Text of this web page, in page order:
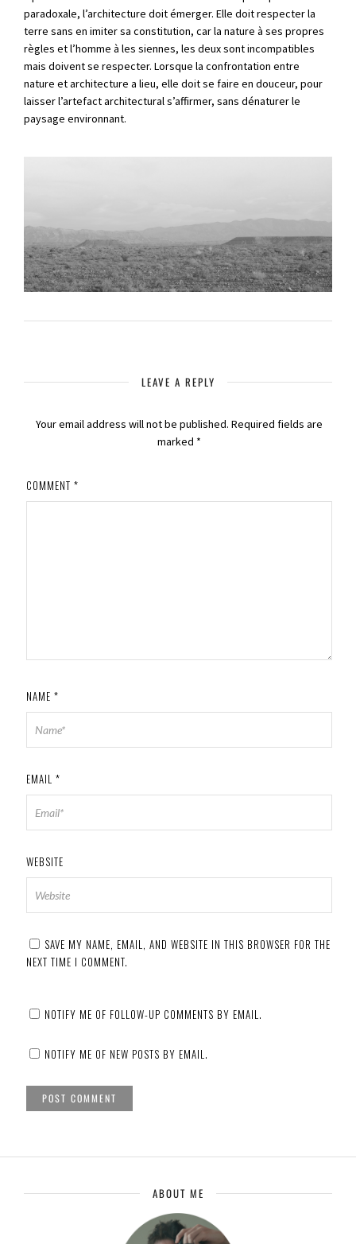
paradoxale, l’architecture doit émerger. Elle doit respecter la
terre sans en imiter sa constitution, car la nature à ses propres
règles et l’homme à les siennes, les deux sont incompatibles
mais doivent se respecter. Lorsque la confrontation entre
nature et architecture a lieu, elle doit se faire en douceur, pour
laisser l’artefact architectural s’affirmer, sans dénaturer le
paysage environnant.
LEAVE A REPLY
Your email address will not be published. Required fields are
marked *
COMMENT *
NAME *
EMAIL *
WEBSITE
SAVE MY NAME, EMAIL, AND WEBSITE IN THIS BROWSER FOR THE
NEXT TIME I COMMENT.
NOTIFY ME OF FOLLOW-UP COMMENTS BY EMAIL.
NOTIFY ME OF NEW POSTS BY EMAIL.
ABOUT ME